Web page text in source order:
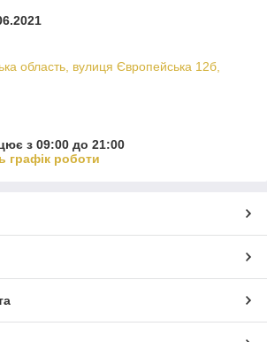
область, вулиця Європейська 12б,
з 09:00 до 21:00
графік роботи